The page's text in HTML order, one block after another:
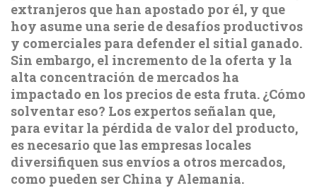
extranjeros que han apostado por él, y que
hoy asume una serie de desafíos productivos
y comerciales para defender el sitial ganado.
Sin embargo, el incremento de la oferta y la
alta concentración de mercados ha
impactado en los precios de esta fruta. ¿Cómo
solventar eso? Los expertos señalan que,
para evitar la pérdida de valor del producto,
es necesario que las empresas locales
diversifiquen sus envíos a otros mercados,
como pueden ser China y Alemania.